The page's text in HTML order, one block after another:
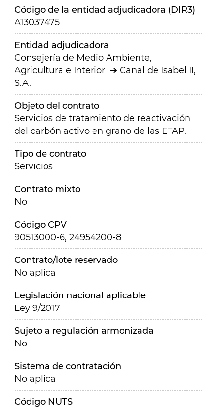
Código de la entidad adjudicadora (DIR3)
A13037475
Entidad adjudicadora
Consejería de Medio Ambiente,
Agricultura e Interior
Canal de Isabel II,
S.A.
Objeto del contrato
Servicios de tratamiento de reactivación
del carbón activo en grano de las ETAP.
Tipo de contrato
Servicios
Contrato mixto
No
Código CPV
90513000-6, 24954200-8
Contrato/lote reservado
No aplica
Legislación nacional aplicable
Ley 9/2017
Sujeto a regulación armonizada
No
Sistema de contratación
No aplica
Código NUTS